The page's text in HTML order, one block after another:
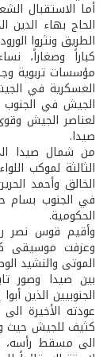
أما الاستقبال
الحاج بهاء
الطريق ونثروا
كباراً وصغاراً،
مؤسسات تربوية
العسكرية في
الجيش في الجنوب
لعناصر الجيش
صيدا.
من شمال صيدا
الثالثة لموكب
الخالق وأحمد
في الجنوب بسام
الحكومية.
وأقيم قوس نصر
وعزفت موسيقى
الموتى والنشيد
بين صيدا وصور
الجنوبيين الذين
عودته الأخيرة
كثيف للجيش حيث
الى مسقط رأسه،